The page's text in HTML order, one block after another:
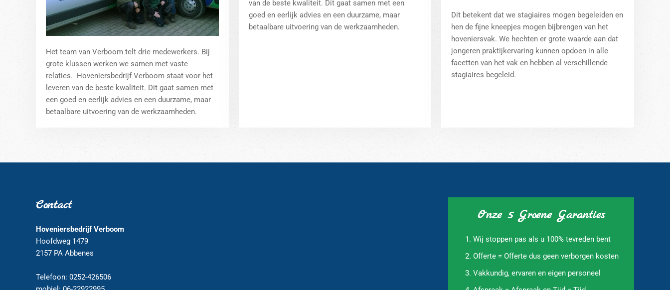
Het team van Verboom telt drie medewerkers. Bij
grote klussen werken we samen met vaste
relaties. Hoveniersbedrijf Verboom staat voor het
leveren van de beste kwaliteit. Dit gaat samen met
een goed en eerlijk advies en een duurzame, maar
betaalbare uitvoering van de werkzaamheden.
van de beste kwaliteit. Dit gaat samen met een
goed en eerlijk advies en een duurzame, maar
betaalbare uitvoering van de werkzaamheden.
Dit betekent dat we stagiaires mogen begeleiden en
hen de fijne kneepjes mogen bijbrengen van het
hoveniersvak. We hechten er grote waarde aan dat
jongeren praktijkervaring kunnen opdoen in alle
facetten van het vak en hebben al verschillende
stagiaires begeleid.
Contact
Hoveniersbedrijf Verboom
Hoofdweg 1479
2157 PA Abbenes
Telefoon: 0252-426506
Onze 5 Groene Garanties
Wij stoppen pas als u 100% tevreden bent
Offerte = Offerte dus geen verborgen kosten
Vakkundig, ervaren en eigen personeel